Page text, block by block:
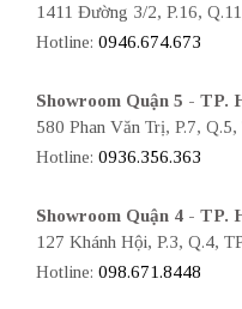
1411 Đường 3/2, P.16,
Hotline: 0946.674.673
Showroom Quận 5 - TP.
580 Phan Văn Trị, P.7,
Hotline: 0936.356.363
Showroom Quận 4 - TP.
127 Khánh Hội, P.3, Q.4,
Hotline: 098.671.8448